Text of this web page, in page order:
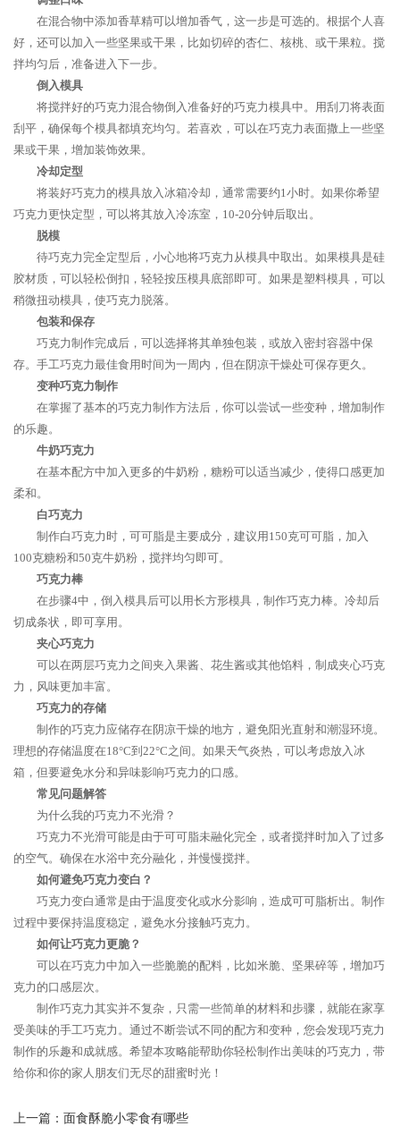
在混合物中添加香草精可以增加香气，这一步是可选的。根据个人喜
好，还可以加入一些坚果或干果，比如切碎的杏仁、核桃、或干果粒。搅
拌均匀后，准备进入下一步。
倒入模具
将搅拌好的巧克力混合物倒入准备好的巧克力模具中。用刮刀将表面
刮平，确保每个模具都填充均匀。若喜欢，可以在巧克力表面撒上一些坚
果或干果，增加装饰效果。
冷却定型
将装好巧克力的模具放入冰箱冷却，通常需要约1小时。如果你希望
巧克力更快定型，可以将其放入冷冻室，10-20分钟后取出。
脱模
待巧克力完全定型后，小心地将巧克力从模具中取出。如果模具是硅
胶材质，可以轻松倒扣，轻轻按压模具底部即可。如果是塑料模具，可以
稍微扭动模具，使巧克力脱落。
包装和保存
巧克力制作完成后，可以选择将其单独包装，或放入密封容器中保
存。手工巧克力最佳食用时间为一周内，但在阴凉干燥处可保存更久。
变种巧克力制作
在掌握了基本的巧克力制作方法后，你可以尝试一些变种，增加制作
的乐趣。
牛奶巧克力
在基本配方中加入更多的牛奶粉，糖粉可以适当减少，使得口感更加
柔和。
白巧克力
制作白巧克力时，可可脂是主要成分，建议用150克可可脂，加入
100克糖粉和50克牛奶粉，搅拌均匀即可。
巧克力棒
在步骤4中，倒入模具后可以用长方形模具，制作巧克力棒。冷却后
切成条状，即可享用。
夹心巧克力
可以在两层巧克力之间夹入果酱、花生酱或其他馅料，制成夹心巧克
力，风味更加丰富。
巧克力的存储
制作的巧克力应储存在阴凉干燥的地方，避免阳光直射和潮湿环境。
理想的存储温度在18°C到22°C之间。如果天气炎热，可以考虑放入冰
箱，但要避免水分和异味影响巧克力的口感。
常见问题解答
为什么我的巧克力不光滑？
巧克力不光滑可能是由于可可脂未融化完全，或者搅拌时加入了过多
的空气。确保在水浴中充分融化，并慢慢搅拌。
如何避免巧克力变白？
巧克力变白通常是由于温度变化或水分影响，造成可可脂析出。制作
过程中要保持温度稳定，避免水分接触巧克力。
如何让巧克力更脆？
可以在巧克力中加入一些脆脆的配料，比如米脆、坚果碎等，增加巧
克力的口感层次。
制作巧克力其实并不复杂，只需一些简单的材料和步骤，就能在家享
受美味的手工巧克力。通过不断尝试不同的配方和变种，您会发现巧克力
制作的乐趣和成就感。希望本攻略能帮助你轻松制作出美味的巧克力，带
给你和你的家人朋友们无尽的甜蜜时光！
上一篇： 面食酥脆小零食有哪些